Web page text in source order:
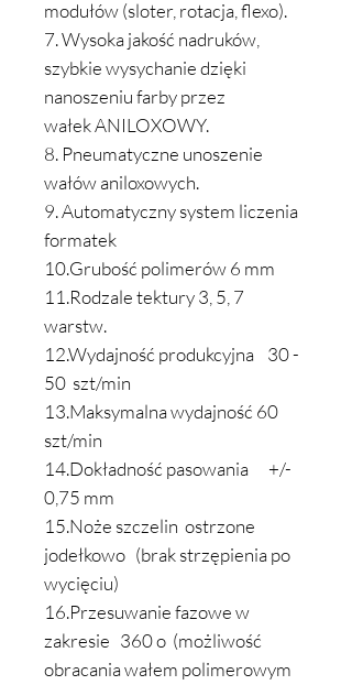
modułów (sloter, rotacja, flexo).
7. Wysoka jakość nadruków,
szybkie wysychanie dzięki
nanoszeniu farby przez
wałek ANILOXOWY.
8. Pneumatyczne unoszenie
wałów aniloxowych.
9. Automatyczny system liczenia
formatek
10.Grubość polimerów 6 mm
11.Rodzale tektury 3, 5, 7
warstw.
12.Wydajność produkcyjna 30 -
50 szt/min
13.Maksymalna wydajność 60
szt/min
14.Dokładność pasowania +/-
0,75 mm
15.Noże szczelin ostrzone
jodełkowo (brak strzępienia po
wycięciu)
16.Przesuwanie fazowe w
zakresie 360 o (możliwość
obracania wałem polimerowym